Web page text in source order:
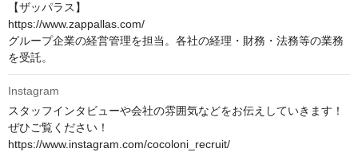
【ザッパラス】
https://www.zappallas.com/
グループ企業の経営管理を担当。各社の経理・財務・法務等の業務
を受託。
Instagram
スタッフインタビューや会社の雰囲気などをお伝えしていきます！
ぜひご覧ください！
https://www.instagram.com/cocoloni_recruit/